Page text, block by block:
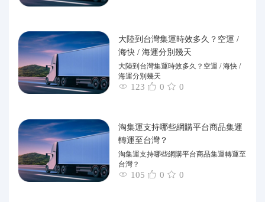
大陸到台灣集運時效多久？空運 /
海快 / 海運分別幾天
大陸到台灣集運時效多久？空運 / 海快 /
海運分別幾天
123 0 0
淘集運支持哪些網購平台商品集運
轉運至台灣？
淘集運支持哪些網購平台商品集運轉運至
台灣？
105 0 0